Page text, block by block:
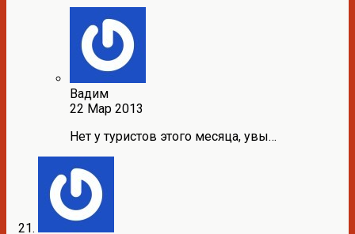
Вадим
22 Мар 2013
Нет у туристов этого месяца, увы…